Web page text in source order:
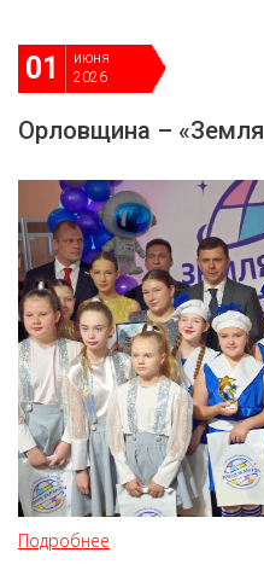
01
июня
2026
Орловщина –
Подробнее